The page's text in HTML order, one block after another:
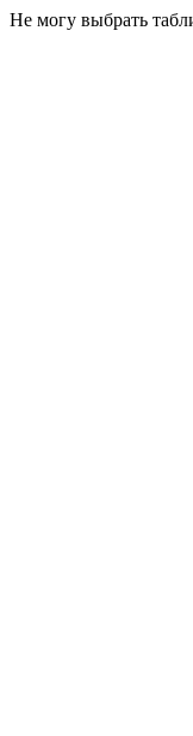
Не могу выбрать